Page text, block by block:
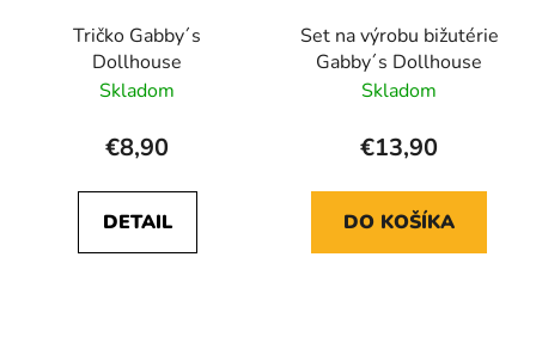
Tričko Gabby´s
Dollhouse
Skladom
€8,90
DETAIL
Set na výrobu bižutérie
Gabby´s Dollhouse
Skladom
€13,90
DO KOŠÍKA